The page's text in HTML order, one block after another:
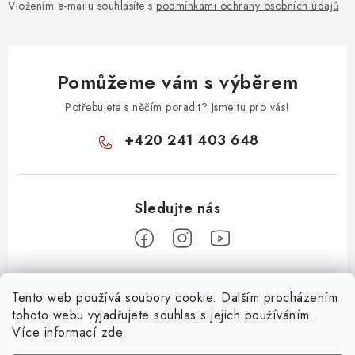
Tento web používá soubory cookie. Dalším procházením
tohoto webu vyjadřujete souhlas s jejich používáním..
Více informací zde.
Vložením e-mailu souhlasíte s podmínkami ochrany osobních údajů
Pomůžeme vám s výběrem
Potřebujete s něčím poradit? Jsme tu pro vás!
+420 241 403 648
Z
Informace pro vás
KONTAKTY